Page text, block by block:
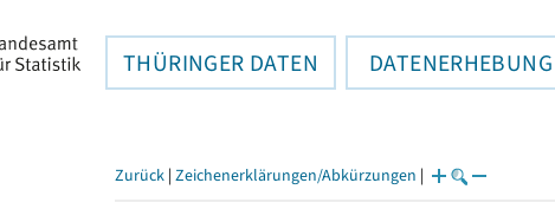
THÜRINGER DATEN DATENERHEBUNG
Zurück | Zeichenerklärungen/Abkürzungen |